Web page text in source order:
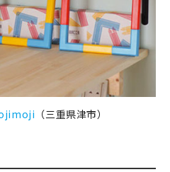
（三重県津市）